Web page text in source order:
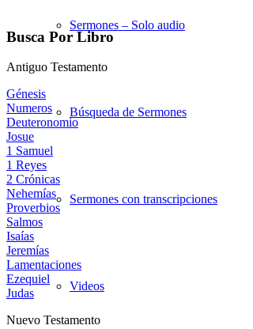
Sermones – Solo audio
Búsqueda de Sermones
Sermones con transcripciones
Videos
Busca Por Libro
Antiguo Testamento
Génesis
Numeros
Deuteronomio
Josue
1 Samuel
1 Reyes
2 Crónicas
Nehemías
Proverbios
Salmos
Isaías
Jeremías
Lamentaciones
Ezequiel
Judas
Nuevo Testamento